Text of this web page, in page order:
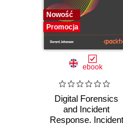
Nowość
Promocja
ebook
Digital Forensics
and Incident
Response. Incident